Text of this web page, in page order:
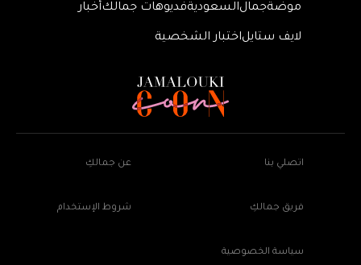
موضةجمالالسعوديةفديوهات جمالكأخبار
لايف ستايلاختبار الشخصية
اتصلي بنا عن جمالكِ
فريق جمالكِ شروط الإستخدام
سياسة الخصوصية